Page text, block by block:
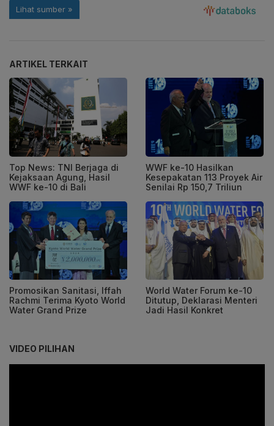
ARTIKEL TERKAIT
Top News: TNI Berjaga di
Kejaksaan Agung, Hasil
WWF ke-10 di Bali
WWF ke-10 Hasilkan
Kesepakatan 113 Proyek Air
Senilai Rp 150,7 Triliun
Promosikan Sanitasi, Iffah
Rachmi Terima Kyoto World
Water Grand Prize
World Water Forum ke-10
Ditutup, Deklarasi Menteri
Jadi Hasil Konkret
VIDEO PILIHAN